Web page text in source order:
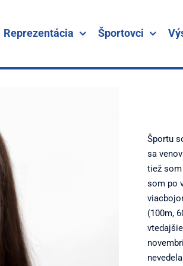
Reprezentácia Športovci
Športu
sa
tiež
som po
(100m,